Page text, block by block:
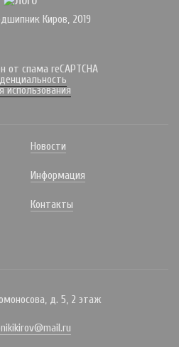
Киров, 2019
от спама reCAPTCHA
использования
Новости
Информация
Контакты
д. 5, 2 этаж